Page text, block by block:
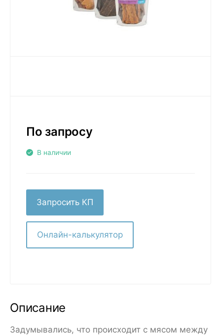
По запросу
В наличии
Запросить КП
Онлайн-калькулятор
Описание
Задумывались, что происходит с мясом между